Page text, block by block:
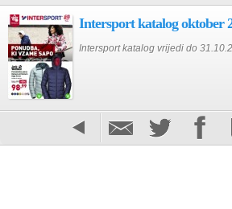
Intersport katalog oktober
Intersport katalog vrijedi do